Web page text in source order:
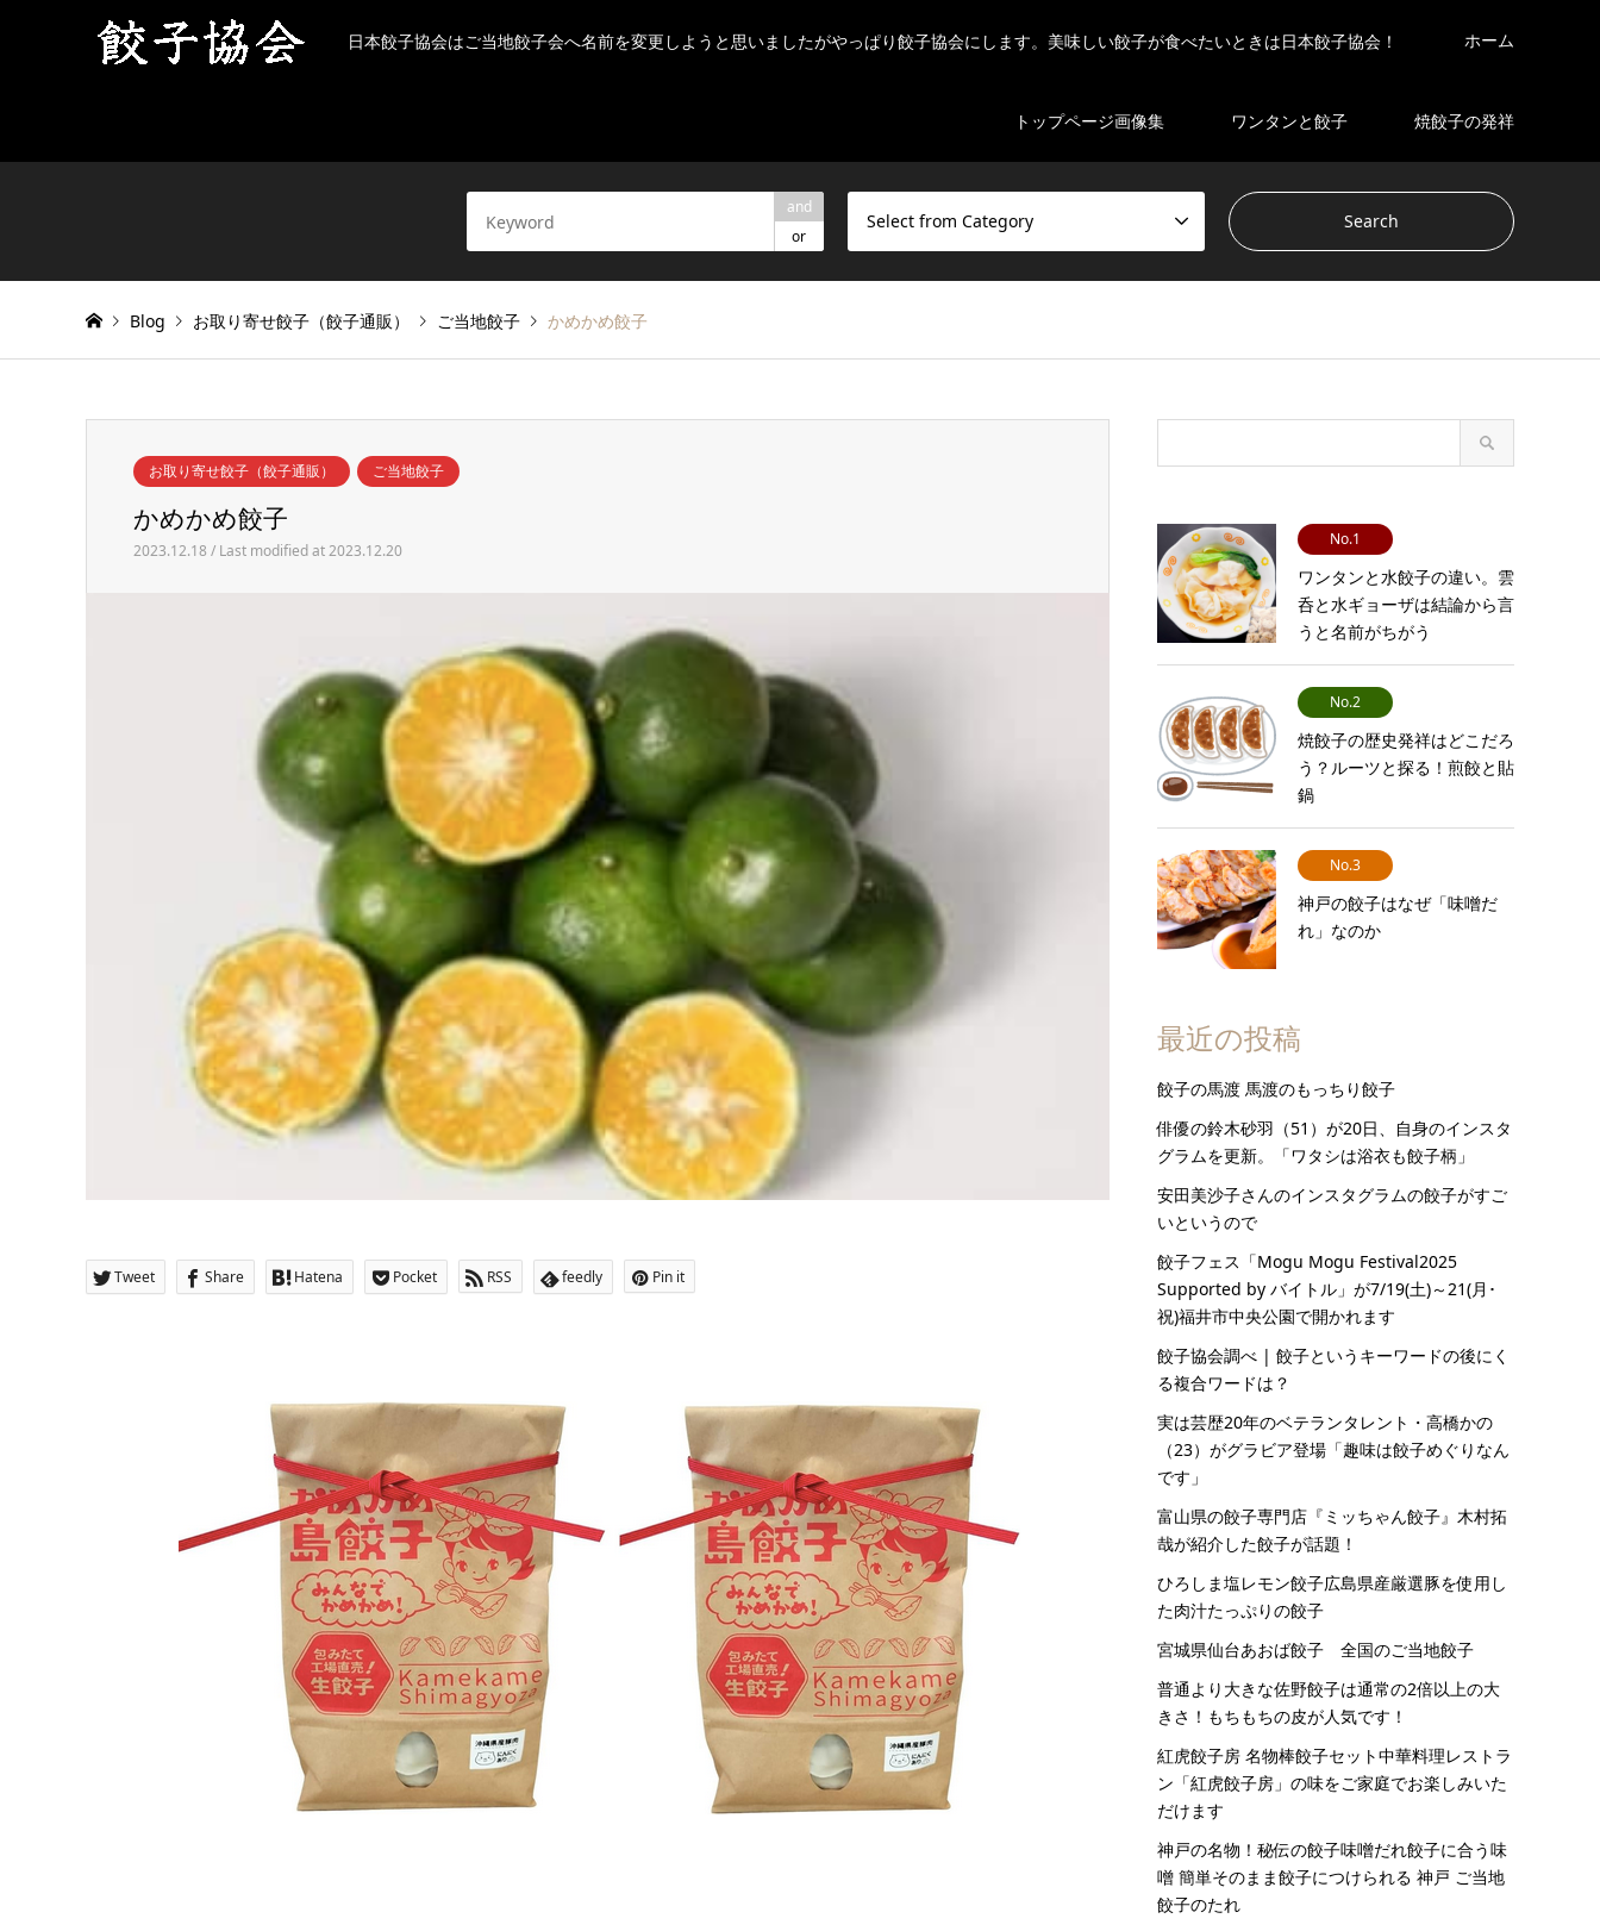
日本餃子協会はご当地餃子会へ名前を変更しようと思いましたがやっぱり餃子協会にします。美味しい餃子が食べたいときは日本餃子協会！ ホーム
トップページ画像集 ワンタンと餃子 焼餃子の発祥
and
or
Select from Category
Blog お取り寄せ餃子（餃子通販） ご当地餃子 かめかめ餃子
お取り寄せ餃子（餃子通販） ご当地餃子
かめかめ餃子
2023.12.18 / Last modified at 2023.12.20
Tweet Share Hatena Pocket RSS feedly Pin it
No.1
ワンタンと水餃子の違い。雲
呑と水ギョーザは結論から言
うと名前がちがう
No.2
焼餃子の歴史発祥はどこだろ
う？ルーツと探る！煎餃と貼
鍋
No.3
神戸の餃子はなぜ「味噌だ
れ」なのか
最近の投稿
餃子の馬渡 馬渡のもっちり餃子
俳優の鈴木砂羽（51）が20日、自身のインスタ
グラムを更新。「ワタシは浴衣も餃子柄」
安田美沙子さんのインスタグラムの餃子がすご
いというので
餃子フェス「Mogu Mogu Festival2025
Supported by バイトル」が7/19(土)～21(月･
祝)福井市中央公園で開かれます
餃子協会調べ | 餃子というキーワードの後にく
る複合ワードは？
実は芸歴20年のベテランタレント・高橋かの
（23）がグラビア登場「趣味は餃子めぐりなん
です」
富山県の餃子専門店『ミッちゃん餃子』木村拓
哉が紹介した餃子が話題！
ひろしま塩レモン餃子広島県産厳選豚を使用し
た肉汁たっぷりの餃子
宮城県仙台あおば餃子 全国のご当地餃子
普通より大きな佐野餃子は通常の2倍以上の大
きさ！もちもちの皮が人気です！
紅虎餃子房 名物棒餃子セット中華料理レストラ
ン「紅虎餃子房」の味をご家庭でお楽しみいた
だけます
神戸の名物！秘伝の餃子味噌だれ餃子に合う味
噌 簡単そのまま餃子につけられる 神戸 ご当地
餃子のたれ